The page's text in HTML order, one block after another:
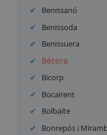
Benissanó
Benissoda
Benissuera
Bétera
Bicorp
Bocairent
Bolbaite
Bonrepòs i